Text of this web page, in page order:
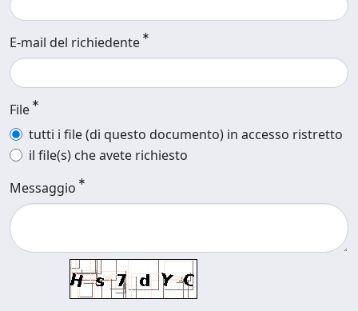
E-mail del richiedente
File
tutti i file (di questo documento) in accesso ristretto
il file(s) che avete richiesto
Messaggio